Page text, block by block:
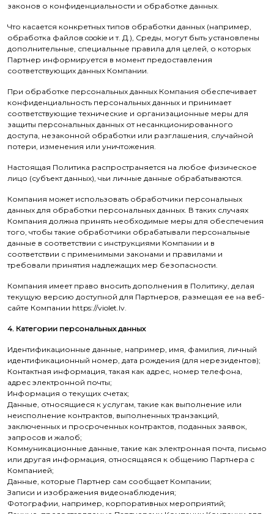
законов о конфиденциальности и обработке данных.
Что касается конкретных типов обработки данных (например,
обработка файлов cookie и т. Д.), Среды, могут быть установлены
дополнительные, специальные правила для целей, о которых
Партнер информируется в момент предоставления
соответствующих данных Компании.
При обработке персональных данных Компания обеспечивает
конфиденциальность персональных данных и принимает
соответствующие технические и организационные меры для
защиты персональных данных от несанкционированного
доступа, незаконной обработки или разглашения, случайной
потери, изменения или уничтожения.
Настоящая Политика распространяется на любое физическое
лицо (субъект данных), чьи личные данные обрабатываются.
Компания может использовать обработчики персональных
данных для обработки персональных данных. В таких случаях
Компания должна принять необходимые меры для обеспечения
того, чтобы такие обработчики обрабатывали персональные
данные в соответствии с инструкциями Компании и в
соответствии с применимыми законами и правилами и
требовали принятия надлежащих мер безопасности.
Компания имеет право вносить дополнения в Политику, делая
текущую версию доступной для Партнеров, размещая ее на веб-
сайте Компании https://violet.lv.
4. Категории персональных данных
Идентификационные данные, например, имя, фамилия, личный
идентификационный номер, дата рождения (для нерезидентов);
Контактная информация, такая как адрес, номер телефона,
адрес электронной почты;
Информация о текущих счетах;
Данные, относящиеся к услугам, такие как выполнение или
неисполнение контрактов, выполненных транзакций,
заключенных и просроченных контрактов, поданных заявок,
запросов и жалоб;
Коммуникационные данные, такие как электронная почта, письмо
или другая информация, относящаяся к общению Партнера с
Компанией;
Данные, которые Партнер сам сообщает Компании;
Записи и изображения видеонаблюдения;
Фотографии, например, корпоративных мероприятий;